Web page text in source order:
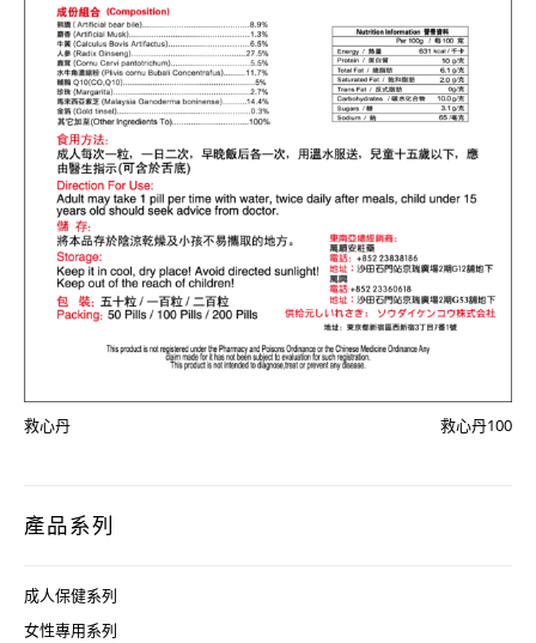
救心丹 救心丹100
產品系列
成人保健系列
女性專用系列